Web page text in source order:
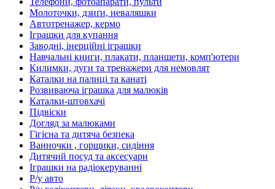
Молоточки, дзиґи, неваляшки
Автотренажер, кермо
Іграшки для купання
Заводні, інерційні іграшки
Навчальні книги, плакати, планшети, комп'ютери
Килимки, дуги та тренажери для немовлят
Каталки на палиці та канаті
Розвиваюча іграшка для малюків
Каталки-штовхачі
Підвіски
Догляд за малюками
Гігієна та дитяча безпека
Ванночки , горщики, сидіння
Дитячий посуд та аксесуари
Іграшки на радіокеруванні
Р/у авто